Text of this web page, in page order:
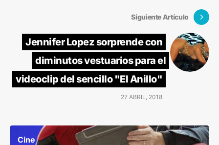
Siguiente Artículo
Jennifer Lopez sorprende con
diminutos vestuarios para el
videoclip del sencillo "El Anillo"
27 ABRIL, 2018
Cine